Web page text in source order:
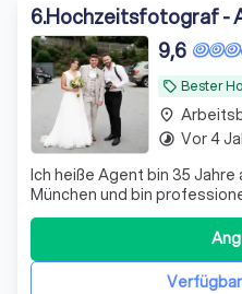
6.Hochzeitsfotograf -
local_offer Bester
9,6
Ich heiße Agent bin 35
München und bin
kleine Geschichte über mich... los geht´s
ich mir meine erste Digitalkamera gekauft,
großer Bruder hat sie mir gekauft weil ich
dafür hatte. Die
place
timelapse Vor 4